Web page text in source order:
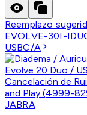
Reemplazo
EVOLVE-30I-
USBC/A
JABRA